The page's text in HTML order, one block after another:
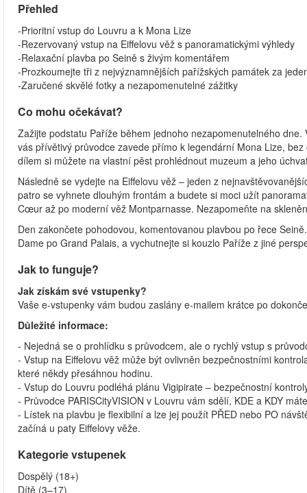
Přehled
-Prioritní vstup do Louvru a k Mona Lize
-Rezervovaný vstup na Eiffelovu věž s panoramatickými výhledy
-Relaxační plavba po Seině s živým komentářem
-Prozkoumejte tři z nejvýznamnějších pařížských památek za
-Zaručené skvělé fotky a nezapomenutelné zážitky
Co mohu očekávat?
Zažijte podstatu Paříže během jednoho nezapomenutelného
vás přívětivý průvodce zavede přímo k legendární Mona Lize,
dílem si můžete na vlastní pěst prohlédnout muzeum a jeho
Následně se vydejte na Eiffelovu věž – jeden z
patro se vyhnete dlouhým frontám a budete si moci užít
Cœur až po moderní věž Montparnasse. Nezapomeňte na
Den zakončete pohodovou, komentovanou plavbou po řece
Dame po Grand Palais, a vychutnejte si kouzlo Paříže z jiné
Jak to funguje?
Jak získám své vstupenky?
Vaše e-vstupenky vám budou zaslány e-mailem krátce po
Důležité informace:
- Nejedná se o prohlídku s průvodcem, ale o rychlý vstup s
- Vstup na Eiffelovu věž může být ovlivněn bezpečnostními
které někdy přesáhnou hodinu.
- Vstup do Louvru podléhá plánu Vigipirate – bezpečnostní
- Průvodce PARISCityVISION v Louvru vám sdělí, KDE a KDY
- Lístek na plavbu je flexibilní a lze jej použít PŘED nebo PO
začíná u paty Eiffelovy věže.
Kategorie vstupenek
Dospělý (18+)
Dítě (3–17)